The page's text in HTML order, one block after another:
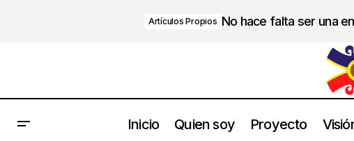
Artículos Propios No hace falta ser una
Inicio Quien soy Proyecto